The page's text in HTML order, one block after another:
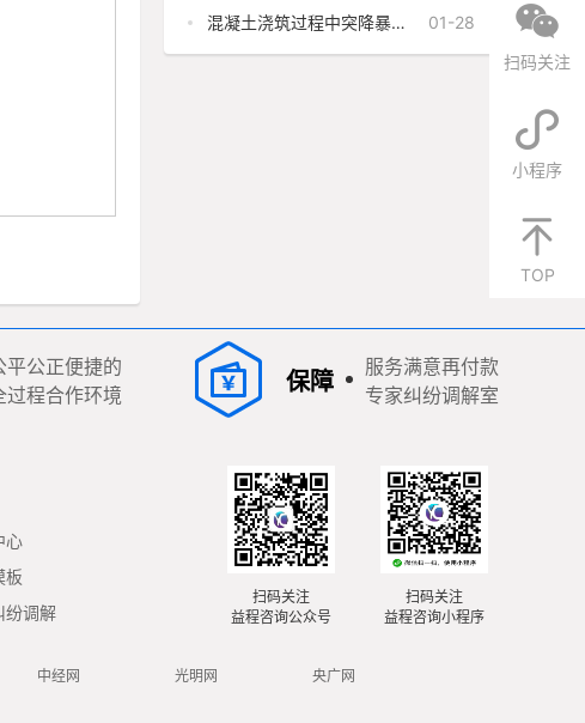
准》（JGJ59-2011）？
混凝土浇筑过程中突降暴
处理？
01-28
平公正便捷的
过程合作环境
保障
服务满意再付款
专家纠纷调解室
心
板
纷调解
扫码关注
益程咨询公众号
扫码关注
益程咨询小程序
中经网 光明网
央广网
扫码关注
小程序
TOP